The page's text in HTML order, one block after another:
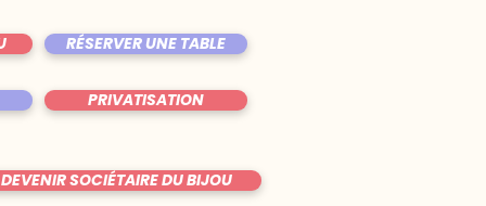
RÉSERVER UNE TABLE
PRIVATISATION
DEVENIR SOCIÉTAIRE DU BIJOU